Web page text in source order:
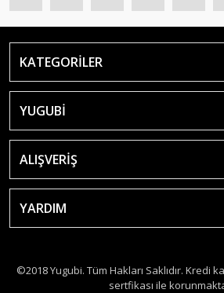
KATEGORİLER
YUGUBİ
ALIŞVERİŞ
YARDIM
©2018 Yugubi. Tüm Hakları Saklıdır. Kredi
sertfikası ile